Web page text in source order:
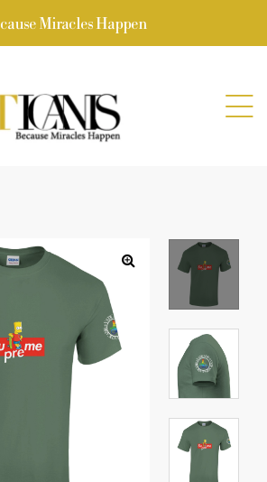
Miracles Happen